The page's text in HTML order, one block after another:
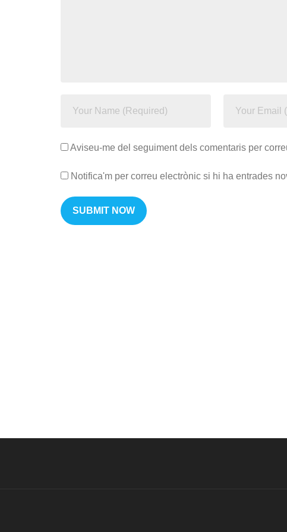
Aviseu-me del seguiment dels comentaris per
Notifica'm per correu electrònic si hi ha entrades